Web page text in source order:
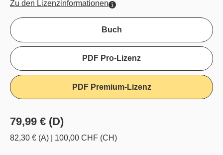
Zu den Lizenzinformationen
Buch
PDF Pro-Lizenz
PDF Premium-Lizenz
79,99 € (D)
82,30 € (A) 100,00 CHF (CH)